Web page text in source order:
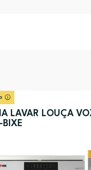
LAVAR LOUÇA
BIXE